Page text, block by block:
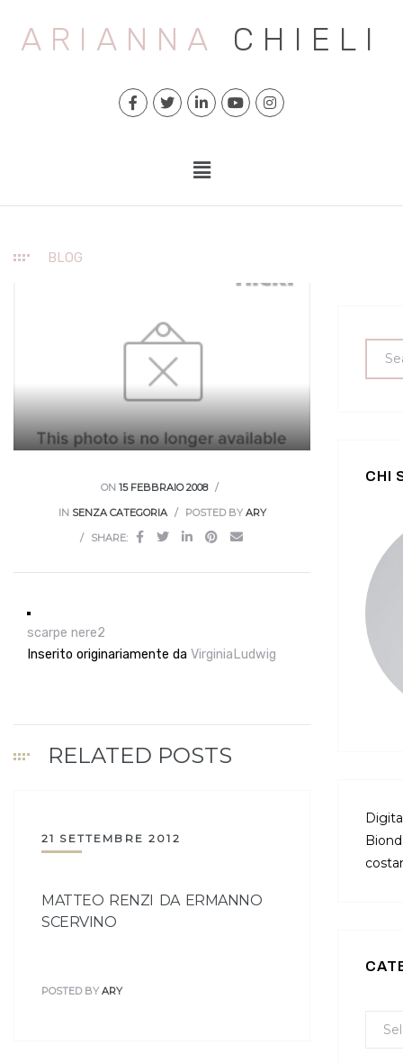
ARIANNA CHIELI
BLOG
ON 15 FEBBRAIO 2008
IN SENZA CATEGORIA POSTED BY ARY
SHARE:
scarpe nere2
Inserito originariamente da VirginiaLudwig
RELATED POSTS
21 SETTEMBRE 2012
MATTEO RENZI DA ERMANNO
SCERVINO
POSTED BY ARY
CHI